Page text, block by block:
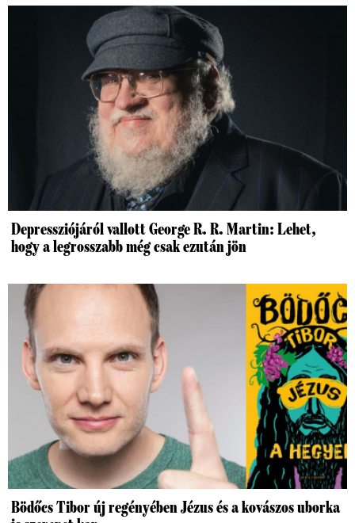
Depressziójáról vallott George R. R. Martin: Lehet,
hogy a legrosszabb még csak ezután jön
Bödőcs Tibor új regényében Jézus és a kovászos uborka